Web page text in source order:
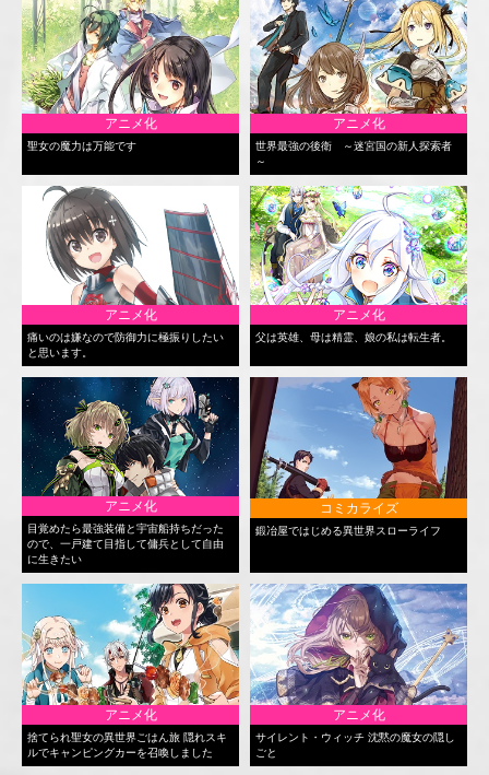
アニメ化
聖女の魔力は万能です
アニメ化
世界最強の後衛 ～迷宮国の新人探索者
～
アニメ化
痛いのは嫌なので防御力に極振りしたい
と思います。
アニメ化
父は英雄、母は精霊、娘の私は転生者。
アニメ化
目覚めたら最強装備と宇宙船持ちだった
ので、一戸建て目指して傭兵として自由
に生きたい
コミカライズ
鍛冶屋ではじめる異世界スローライフ
アニメ化
捨てられ聖女の異世界ごはん旅 隠れスキ
ルでキャンピングカーを召喚しました
アニメ化
サイレント・ウィッチ 沈黙の魔女の隠し
ごと